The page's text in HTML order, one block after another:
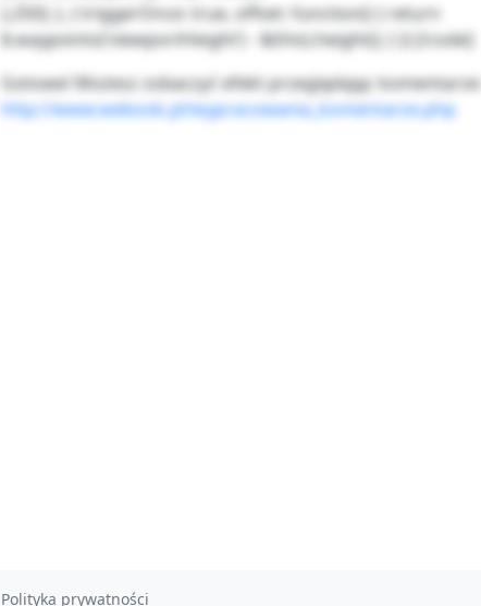
},250); }, { triggerOnce: true, offset: function() { return
$.waypoints(‘viewportHeight’) - $(this).height(); } }) [/code]
Gotowe! Możesz zobaczyć efekt przeglądając komentarze:
http://www.webook.pl/wypracowania_komentarze.php
Polityka prywatności